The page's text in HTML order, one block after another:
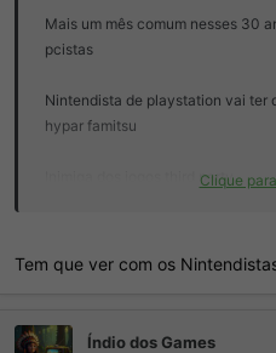
Mais um mês comum nesses 30
pcistas
Nintendista de playstation vai ter
hypar famitsu
Inimiga dos jogos third party
Clique
Tem que ver com os
Índio dos Games